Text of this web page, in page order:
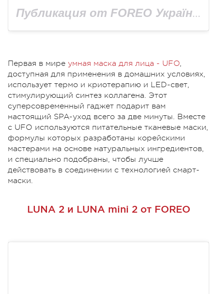
Публикация от FOREO Україна (@foreo_ukraina)
Первая в мире умная маска для лица - UFO,
доступная для применения в домашних условиях,
использует термо и криотерапию и LED-свет,
стимулирующий синтез коллагена. Этот
суперсовременный гаджет подарит вам
настоящий SPA-уход всего за две минуты. Вместе
с UFO используются питательные тканевые маски,
формулы которых разработаны корейскими
мастерами на основе натуральных ингредиентов,
и специально подобраны, чтобы лучше
действовать в соединении с технологией смарт-
маски.
LUNA 2 и LUNA mini 2 от FOREO